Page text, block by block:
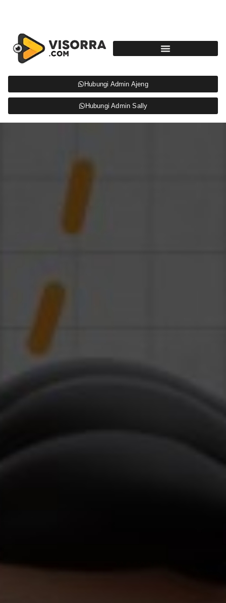
Hubungi Admin Ajeng
Hubungi Admin Sally